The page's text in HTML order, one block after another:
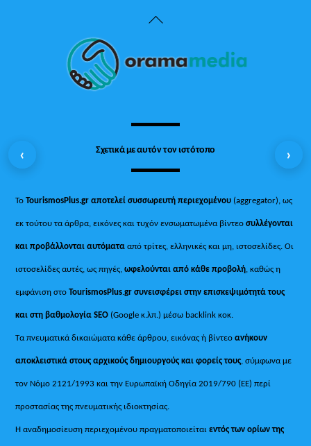
Back
Top
Σχετικά με αυτόν τον ιστότοπο
ΤοTourismosPlus.gr αποτελεί συσσωρευτή περιεχομένου (aggregator), ως
εκ τούτου τα άρθρα, εικόνες και τυχόν ενσωματωμένα βίντεοσυλλέγονται
και προβάλλονται αυτόματααπό τρίτες, ελληνικές και μη, ιστοσελίδες. Οι
ιστοσελίδες αυτές, ως πηγές,ωφελούνται από κάθε προβολή, καθώς η
εμφάνιση στοTourismosPlus.gr συνεισφέρει στην επισκεψιμότητά τους
και στη βαθμολογία SEO (Google κ.λπ.) μέσω backlink κοκ.
Τα πνευματικά δικαιώματα κάθε άρθρου, εικόνας ή βίντεοανήκουν
αποκλειστικά στους αρχικούς δημιουργούς και φορείς τους, σύμφωνα με
τον Νόμο 2121/1993 και την Ευρωπαϊκή Οδηγία 2019/790 (ΕΕ) περί
προστασίας της πνευματικής ιδιοκτησίας.
Η αναδημοσίευση περιεχομένου πραγματοποιείταιεντός των ορίων της
‹ ›